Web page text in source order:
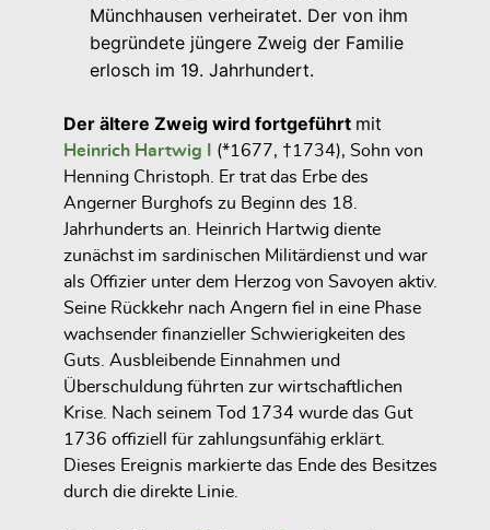
Münchhausen verheiratet. Der von ihm
begründete jüngere Zweig der Familie
erlosch im 19. Jahrhundert.
Der ältere Zweig wird fortgeführt mit
Heinrich Hartwig I (*1677, †1734), Sohn von
Henning Christoph. Er trat das Erbe des
Angerner Burghofs zu Beginn des 18.
Jahrhunderts an. Heinrich Hartwig diente
zunächst im sardinischen Militärdienstund war
als Offizier unter dem Herzog von Savoyen aktiv.
Seine Rückkehr nach Angern fiel in eine Phase
wachsender finanzieller Schwierigkeiten des
Guts. Ausbleibende Einnahmen und
Überschuldung führten zur wirtschaftlichen
Krise . Nach seinem Tod 1734 wurde das Gut
1736 offiziell für zahlungsunfähig erklärt.
Dieses Ereignis markierte das Ende des Besitzes
durch die direkte Linie.